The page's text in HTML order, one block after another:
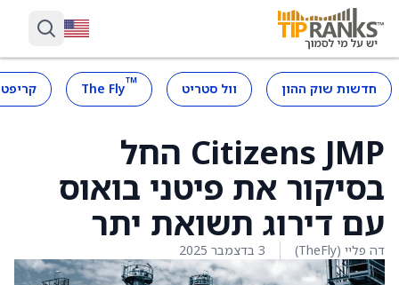
חדשות שוק ההון וול סטריט ™
The Fly
Citizens JMP החל
בסיקור את פיטני בואוס
עם דירוג תשואת יתר
דה פליי (TheFly) 3 בדצמבר 2025